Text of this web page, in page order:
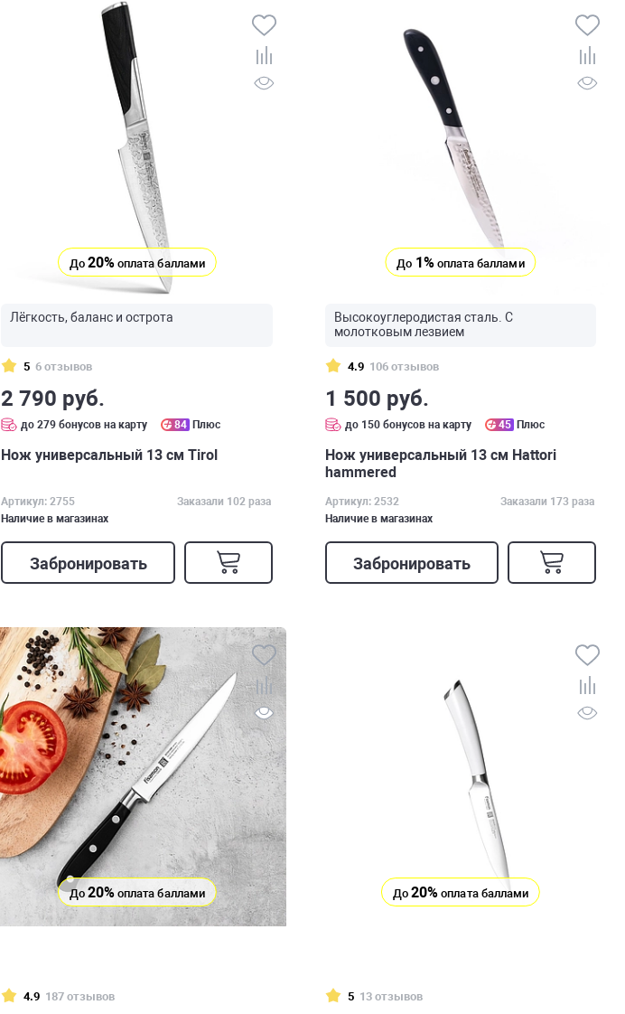
До 20% оплата баллами
Лёгкость, баланс и острота
5 6 отзывов
2 790 руб.
до 279 бонусов на карту 84 Плюс
Нож универсальный 13 см Tirol
Артикул: 2755
Заказали 102 раза
Наличие в магазинах
Забронировать
До 1% оплата баллами
Высокоуглеродистая сталь. С
молотковым лезвием
4.9 106 отзывов
1 500 руб.
до 150 бонусов на карту 45 Плюс
Нож универсальный 13 см Hattori
hammered
Артикул: 2532
Заказали 173 раза
Наличие в магазинах
Забронировать
До 20%оплата баллами
4.9 187 отзывов
До20% оплата баллами
5 13 отзывов